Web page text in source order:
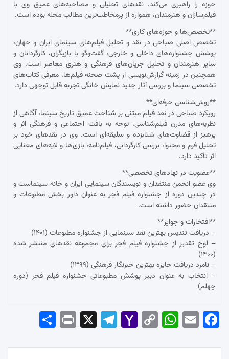
حوزه را راهبری می‌کند. نقدهای تحلیلی و مصاحبه‌های عمیق وی با
فیلم‌سازان و هنرمندان، همواره از پرمخاطب‌ترین مطالب مجله بوده است.
**تخصص‌ها و حوزه‌های کاری**
تخصص اصلی صباحی در نقد و تحلیل فیلم‌های سینمای ایران و جهان،
پوشش جشنواره‌های داخلی و خارجی، گفت‌وگو با بازیگران، کارگردانان و
سایر هنرمندان و تحلیل جریان‌های فرهنگی و هنری معاصر است. وی
همچنین در زمینه گزارش‌نویسی از پشت صحنه فیلم‌ها، معرفی کتاب‌های
تخصصی سینما و بررسی آثار جدید نمایش خانگی تجربه قابل توجهی دارد.
**روش‌شناسی حرفه‌ای**
رویکرد صباحی در نقد فیلم مبتنی بر شناخت عمیق تاریخ سینما، آگاهی از
نظریه‌های مدرن فیلم‌شناسی، توجه به بافت اجتماعی و فرهنگی اثر و
پرهیز از قضاوت‌های شتابزده و سلیقه‌ای است. وی در نقدهای خود بر
تحلیل فرم و محتوا، بررسی کارگردانی، فیلم‌نامه، بازی‌ها و لایه‌های معنایی
اثر تأکید دارد.
**عضویت در نهادهای تخصصی**
وی عضو انجمن منتقدان و نویسندگان سینمایی ایران و خانه سینماست و
در چندین دوره از جشنواره فیلم فجر به عنوان داور بخش مطبوعات و
منتقدان حضور داشته است.
**افتخارات و جوایز**
– دریافت تندیس بهترین نقد سینمایی از جشنواره مطبوعات (۱۴۰۱)
– لوح تقدیر از جشنواره فیلم فجر برای مجموعه نقدهای منتشر شده
(۱۴۰۰)
– نامزد دریافت جایزه بهترین خبرنگار فرهنگی (۱۳۹۹)
– انتخاب به عنوان دبیر پوشش مطبوعاتی جشنواره فیلم فجر (دوره
چهلم)
Fac
ok
Em
Wh
Ap
Co
Lin
Yah
Mai
Tel
am
Pri
راهبری